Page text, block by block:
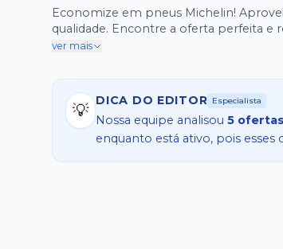
Economize em pneus Michelin!
qualidade. Encontre a oferta perfeita e
ver mais
💡
DICA DO EDITOR Especialista
Nossa equipe analisou5 ofertas
enquanto está ativo, pois